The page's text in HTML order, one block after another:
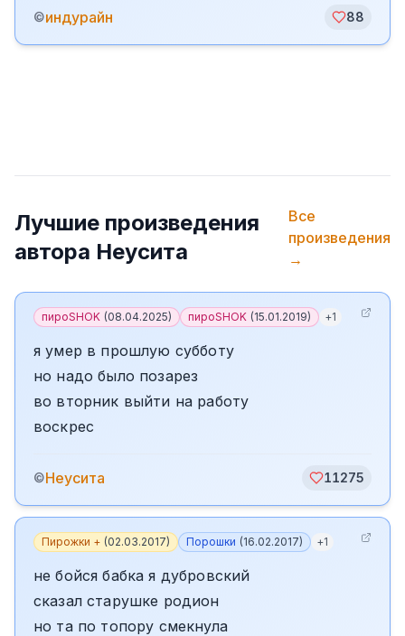
©индурайн 88
Лучшие произведения
автора Неусита
Все
произведения
→
пироSHOK (08.04.2025) пироSHOK (15.01.2019) +1
я умер в прошлую субботу
но надо было позарез
во вторник выйти на работу
воскрес
©Неусита 11275
Пирожки + (02.03.2017) Порошки (16.02.2017) +1
не бойся бабка я дубровский
сказал старушке родион
но та по топору смекнула